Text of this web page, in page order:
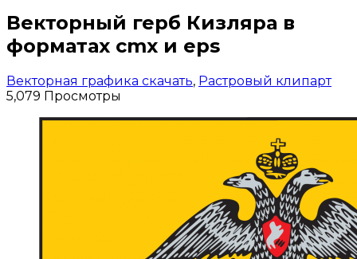
Векторный герб Кизляра в
форматах cmx и eps
Векторная графика скачать, Растровый клипарт
5,079 Просмотры